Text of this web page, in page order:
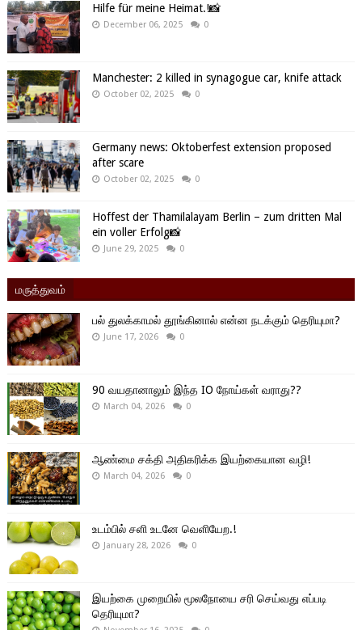
Hilfe für meine Heimat.!📸
December 06, 2025 0
Manchester: 2 killed in synagogue car, knife attack
October 02, 2025 0
Germany news: Oktoberfest extension proposed
after scare
October 02, 2025 0
Hoffest der Thamilalayam Berlin – zum dritten Mal
ein voller Erfolg📸
June 29, 2025 0
மருத்துவம்
பல் துலக்காமல் தூங்கினால் என்ன நடக்கும் தெரியுமா?
June 17, 2026 0
90 வயதானாலும் இந்த IO நோய்கள் வராது??
March 04, 2026 0
ஆண்மை சக்தி அதிகரிக்க இயற்கையான வழி!
March 04, 2026 0
உடம்பில் சளி உடனே வெளியேற.!
January 28, 2026 0
இயற்கை முறையில் மூலநோயை சரி செய்வது எப்படி
தெரியுமா?